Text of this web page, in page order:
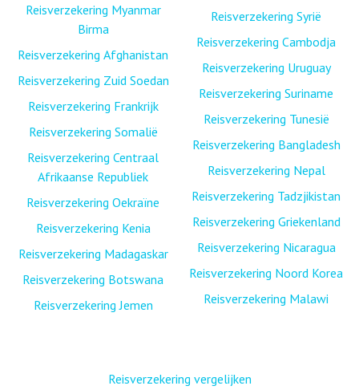
Reisverzekering Myanmar
Birma
Reisverzekering Afghanistan
Reisverzekering Zuid Soedan
Reisverzekering Frankrijk
Reisverzekering Somalië
Reisverzekering Centraal
Afrikaanse Republiek
Reisverzekering Oekraïne
Reisverzekering Kenia
Reisverzekering Madagaskar
Reisverzekering Botswana
Reisverzekering Jemen
Reisverzekering Syrië
Reisverzekering Cambodja
Reisverzekering Uruguay
Reisverzekering Suriname
Reisverzekering Tunesië
Reisverzekering Bangladesh
Reisverzekering Nepal
Reisverzekering Tadzjikistan
Reisverzekering Griekenland
Reisverzekering Nicaragua
Reisverzekering Noord Korea
Reisverzekering Malawi
Reisverzekering vergelijken